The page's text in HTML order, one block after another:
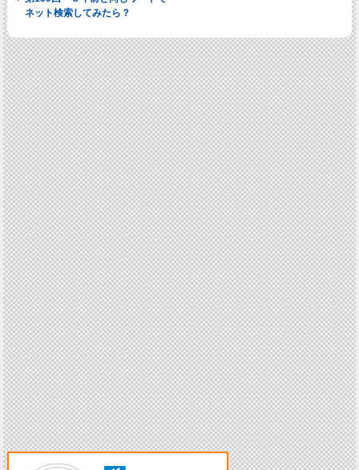
ネット検索してみたら？